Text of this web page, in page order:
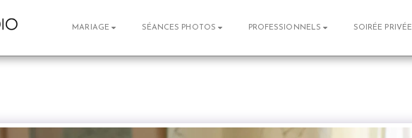
MARIAGE SÉANCES PHOTOS PROFESSIONNELS SOIRÉE PRIVÉE